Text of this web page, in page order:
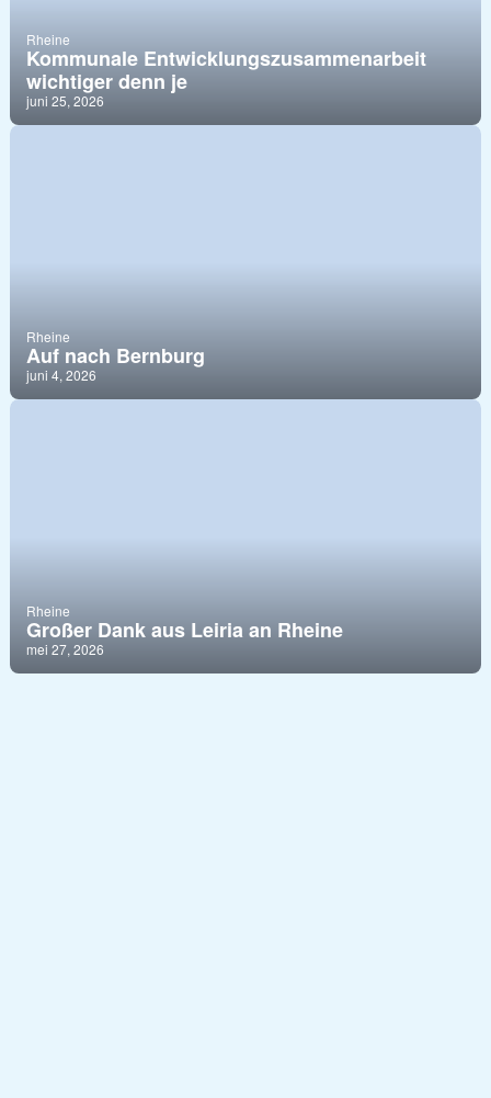
Rheine
Kommunale Entwicklungszusammenarbeit
wichtiger denn je
juni 25, 2026
Rheine
Auf nach Bernburg
juni 4, 2026
Rheine
Großer Dank aus Leiria an Rheine
mei 27, 2026